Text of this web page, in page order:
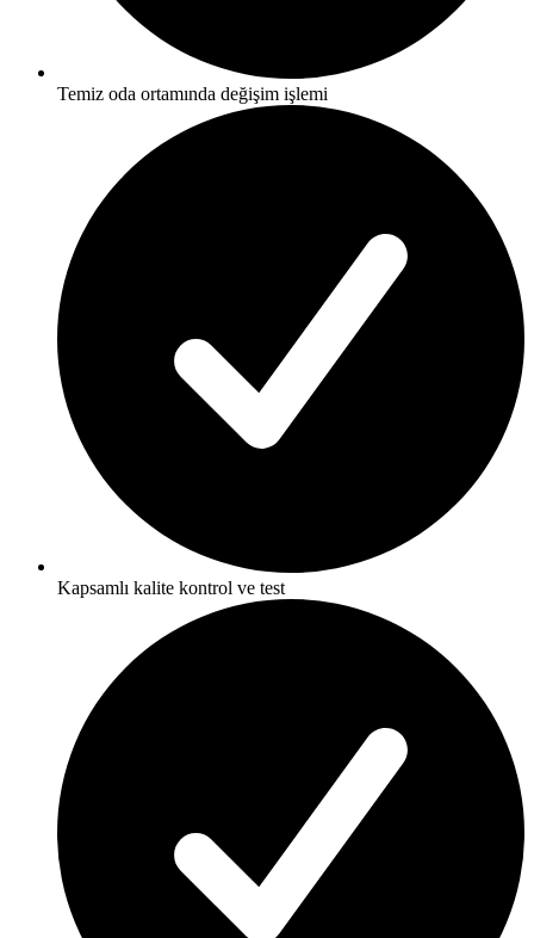
Temiz oda ortamında değişim işlemi
Kapsamlı kalite kontrol ve test